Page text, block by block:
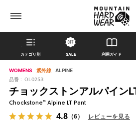
カテゴリ別 SALE 利用ガイド
WOMENS 紫外線
ALPINE
品番 : OL0253
チョックストンアルパイン
Chockstone™ Alpine LT Pant
4.8（6） レビューを見る